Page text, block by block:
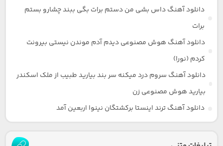
دانلود آهنگ داس بشی من دستم برات بگی ببند چشارو بستم
برات
دانلود آهنگ هوش مصنوعی دیدم آدم موندن نیستی بیرونت
کردم (نورا)
دانلود آهنگ سروم درد میکنه سر بند بیارید طبیب از ملک اسکندر
بیارید هوش مصنوعی زن
دانلود آهنگ ترند اینستا برکشتگان نینوا اربعین آمد